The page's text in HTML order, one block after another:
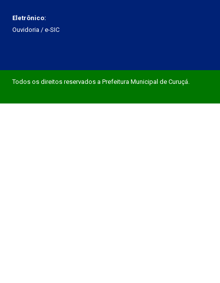
Eletrônico:
Ouvidoria / e-SIC
Todos os direitos reservados a Prefeitura Municipal de Curuçá.